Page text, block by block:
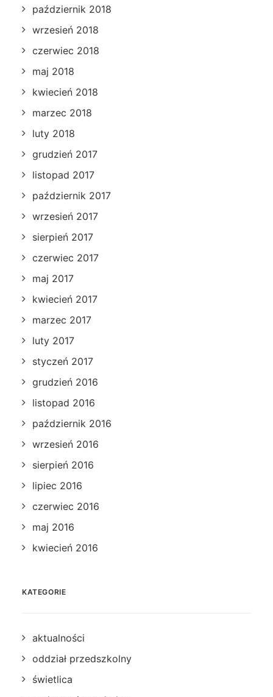
październik 2018
wrzesień 2018
czerwiec 2018
maj 2018
kwiecień 2018
marzec 2018
luty 2018
grudzień 2017
listopad 2017
październik 2017
wrzesień 2017
sierpień 2017
czerwiec 2017
maj 2017
kwiecień 2017
marzec 2017
luty 2017
styczeń 2017
grudzień 2016
listopad 2016
październik 2016
wrzesień 2016
sierpień 2016
lipiec 2016
czerwiec 2016
maj 2016
kwiecień 2016
KATEGORIE
aktualności
oddział przedszkolny
świetlica